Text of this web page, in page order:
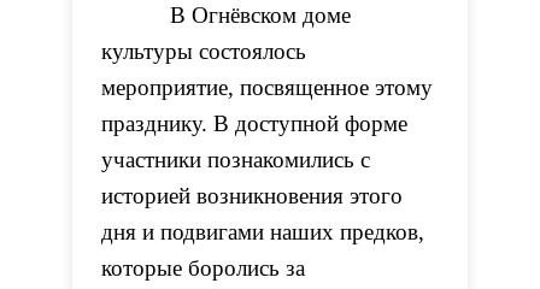
В Огнёвском доме
культуры состоялось
мероприятие, посвященное этому
празднику. В доступной форме
участники познакомились с
историей возникновения этого
дня и подвигами наших предков,
которые боролись за